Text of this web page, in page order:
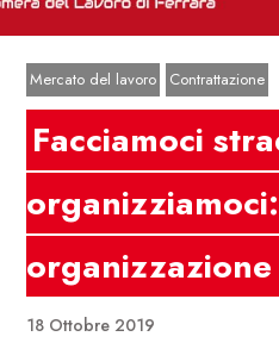
Mercato del lavoro Contrattazione
Facciamoci
18 Ottobre 2019